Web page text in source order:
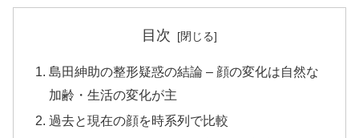
目次
島田紳助の整形疑惑の結論 – 顔の変化は自然な
加齢・生活の変化が主
過去と現在の顔を時系列で比較